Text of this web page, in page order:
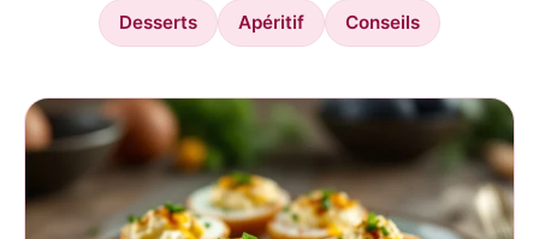
ConseilsDesserts Apéritif Conseils